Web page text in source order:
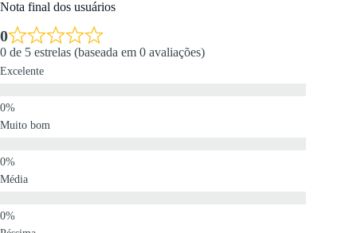
Nota final dos usuários
0
0 de 5 estrelas (baseada em 0 avaliações)
Excelente
Muito bom
Média